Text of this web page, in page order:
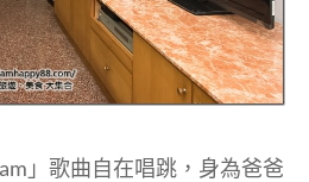
」歌曲自在唱跳，身為爸爸